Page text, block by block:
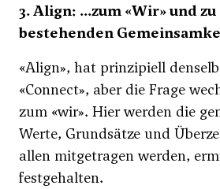
3. Align: ...zum «Wir» und
bestehenden
«Align», hat prinzipiell
«Connect», aber die Frage
zum «wir». Hier werden die
Werte, Grundsätze und
allen mitgetragen werden,
festgehalten.